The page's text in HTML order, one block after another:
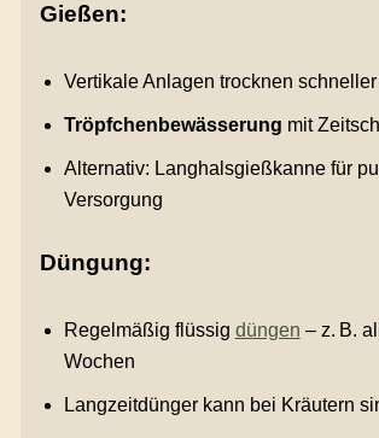
Gießen:
Vertikale Anlagen trocknen
Tröpfchenbewässerung mit
Alternativ: Langhalsgießkanne für
Versorgung
Düngung:
Regelmäßig flüssig düngen – z. B.
Wochen
Langzeitdünger kann bei Kräutern